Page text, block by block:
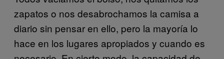
zapatos o nos desabrochamos la camisa a
diario sin pensar en ello, pero la mayoría lo
hace en los lugares apropiados y cuando es